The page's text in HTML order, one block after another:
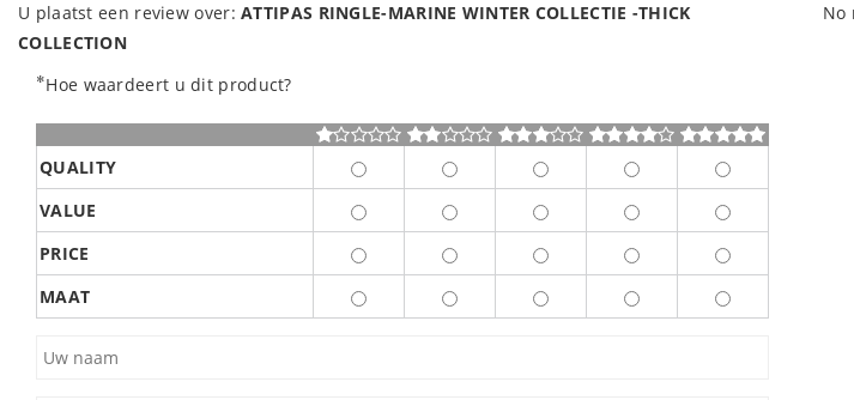
U plaatst een review over:ATTIPAS RINGLE-MARINE WINTER COLLECTIE -THICK
COLLECTION
*Hoe waardeert u dit product?
QUALITY
VALUE
PRICE
MAAT
No